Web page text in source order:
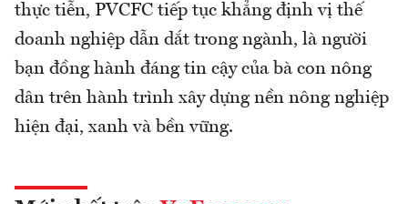
thực tiễn, PVCFC tiếp tục khẳng định vị thế
doanh nghiệp dẫn dắt trong ngành, là người
bạn đồng hành đáng tin cậy của bà con nông
dân trên hành trình xây dựng nền nông nghiệp
hiện đại, xanh và bền vững.